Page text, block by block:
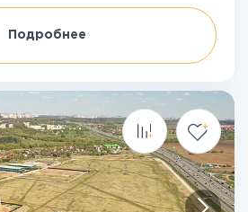
Подробнее